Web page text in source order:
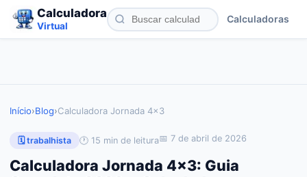
Calculadora
Virtual
Calculadoras
Início›Blog›Calculadora Jornada 4x3
🗓️ trabalhista 🕐 15 min de leitura📅 7 de abril de 2026
Calculadora Jornada 4x3: Guia